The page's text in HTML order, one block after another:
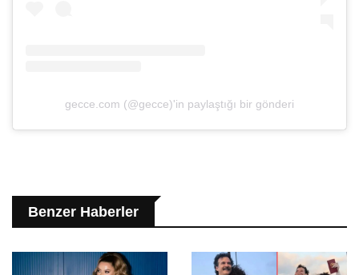
gecce.com (@gecce)'in paylaştığı bir gönderi
Benzer Haberler